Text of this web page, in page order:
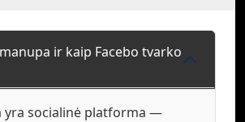
ir kaip Facebo tvarko
yra socialinė platforma —